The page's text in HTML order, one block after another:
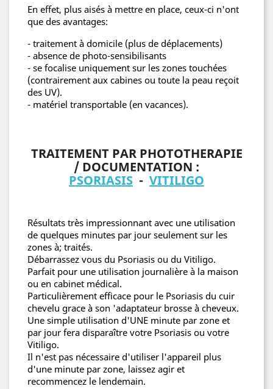
En effet, plus aisés à mettre en place, ceux-ci n'ont
que des avantages:
- traitement à domicile (plus de déplacements)
- absence de photo-sensibilisants
- se focalise uniquement sur les zones touchées
(contrairement aux cabines ou toute la peau reçoit
des UV).
- matériel transportable (en vacances).
TRAITEMENT PAR PHOTOTHERAPIE
/ DOCUMENTATION :
PSORIASIS - VITILIGO
Résultats très impressionnant avec une utilisation
de quelques minutes par jour seulement sur les
zones à; traités.
Débarrassez vous du Psoriasis ou du Vitiligo.
Parfait pour une utilisation journalière à la maison
ou en cabinet médical.
Particulièrement efficace pour le Psoriasis du cuir
chevelu grace à son 'adaptateur brosse à cheveux.
Une simple utilisation d'UNE minute par zone et
par jour fera disparaître votre Psoriasis ou votre
Vitiligo.
Il n'est pas nécessaire d'utiliser l'appareil plus
d'une minute par zone, laissez agir et
recommencez le lendemain.